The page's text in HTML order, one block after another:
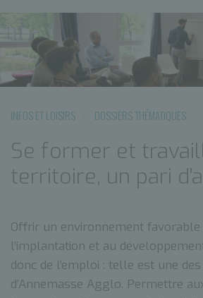
INFOS ET LOISIRS DOSSIERS THÉMATIQUES
Se former et
territoire, un pari
Offrir un environnement favorable
l’implantation et au
donc de l’emploi : telle est une
d’Annemasse Agglo. Permettre